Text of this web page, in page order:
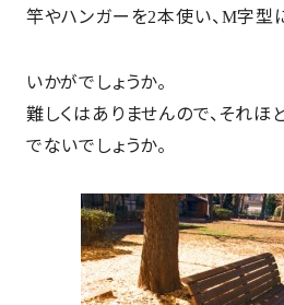
竿やハンガーを2本使い、M字型
いかがでしょうか。
難しくはありませんので、それ
でないでしょうか。